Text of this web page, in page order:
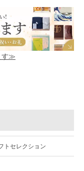
す≫
トセレクション